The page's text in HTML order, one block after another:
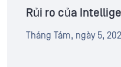
Rủi ro của
Tháng Tám, ngày 5,